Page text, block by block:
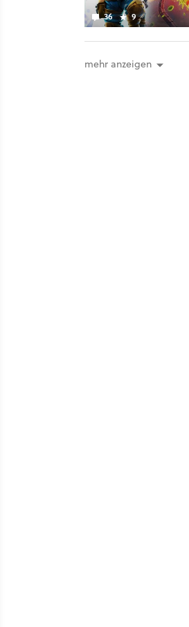
36 9
mehr anzeigen